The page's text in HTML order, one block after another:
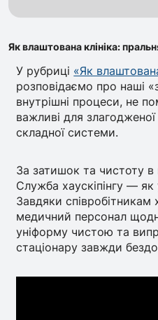
Як влаштована клініка:
У рубриці «Як
розповідаємо про наші
внутрішні процеси, не
важливі для злагодженої
складної системи.
За затишок та чистоту в
Служба хаускіпінгу —
Завдяки співробітникам
медичний персонал
уніформу чистою та
стаціонару завжди